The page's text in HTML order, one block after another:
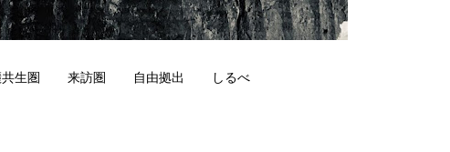
生圏 来訪圏 自由拠出 しるべ